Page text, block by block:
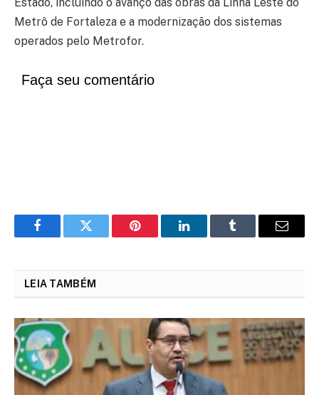
Metrô de Fortaleza e a modernização dos sistemas
operados pelo Metrofor.
Faça seu comentário
FacebookTwitter Pinterest LinkedInTumblr Email
LEIA TAMBÉM